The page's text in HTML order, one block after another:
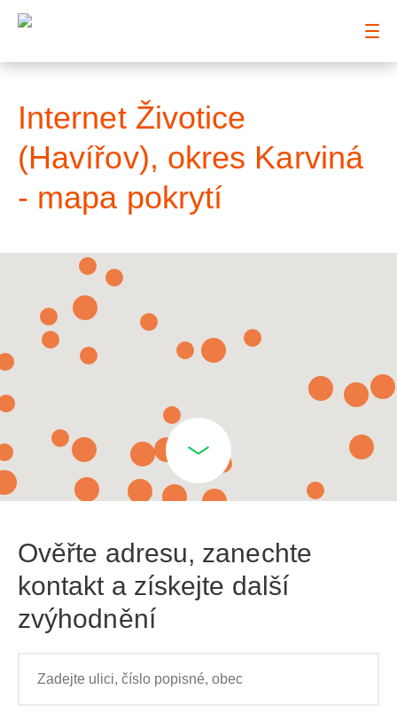
Internet Životice
(Havířov), okres Karviná
- mapa pokrytí
Ověřte adresu, zanechte
kontakt a získejte další
zvýhodnění
: Mapa pokrytí město